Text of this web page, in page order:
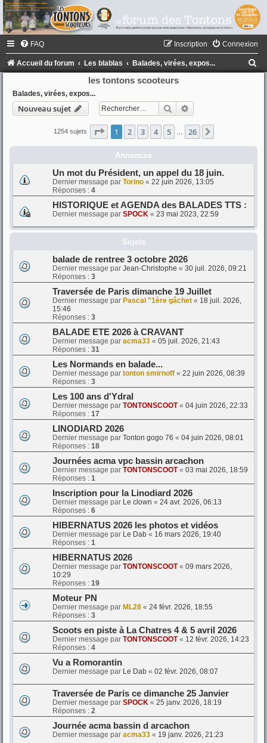
FAQ Connexion
Inscription
Accueil du forum Les blablas Balades, virées, expos...
les tontons scooteurs
Balades, virées, expos...
Nouveau sujet Rechercher
1254 sujets Page 1sur26
1 2 3 4 5 26
Annonces
Un mot du Président, un appel du 18 juin.
Dernier message par Torino « 22 juin 2026, 13:05
Réponses : 4
HISTORIQUE et AGENDA des BALADES TTS :
Dernier message par SPOCK « 23 mai 2023, 22:59
Sujets
balade de rentree 3 octobre 2026
Dernier message par Jean-Christophe « 30 juil. 2026, 09:21
Réponses : 3
Traversée de Paris dimanche 19 Juillet
Dernier message par Pascal "1ère gâchet « 18 juil. 2026,
15:46
Réponses : 3
BALADE ETE 2026 à CRAVANT
Dernier message par acma33 « 05 juil. 2026, 21:43
Réponses : 31
Les Normands en balade...
Dernier message par tonton smirnoff « 22 juin 2026, 08:39
Réponses : 3
Les 100 ans d'Ydral
Dernier message par TONTONSCOOT« 04 juin 2026, 22:33
Réponses : 17
LINODIARD 2026
Dernier message par Tonton gogo 76 « 04 juin 2026, 08:01
Réponses : 18
Journées acma vpc bassin arcachon
Dernier message par TONTONSCOOT« 03 mai 2026, 18:59
Réponses : 1
Inscription pour la Linodiard 2026
Dernier message par Le clown « 24 avr. 2026, 06:13
Réponses : 6
HIBERNATUS 2026 les photos et vidéos
Dernier message par Le Dab « 16 mars 2026, 19:40
Réponses : 1
HIBERNATUS 2026
Dernier message par TONTONSCOOT« 09 mars 2026,
10:29
Réponses : 19
Moteur PN
Dernier message par ML28 « 24 févr. 2026, 18:55
Réponses : 3
Scoots en piste à La Chatres 4 & 5 avril 2026
Dernier message par TONTONSCOOT« 12 févr. 2026, 14:23
Réponses : 4
Vu a Romorantin
Dernier message par Le Dab « 02 févr. 2026, 08:07
Traversée de Paris ce dimanche 25 Janvier
Dernier message par SPOCK « 25 janv. 2026, 18:19
Réponses : 2
Journée acma bassin d arcachon
Dernier message par acma33 « 19 janv. 2026, 21:23